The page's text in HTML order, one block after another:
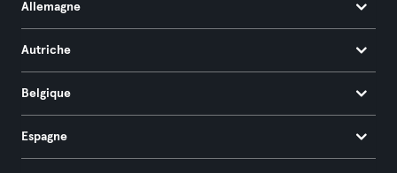
Allemagne
Autriche
Belgique
Espagne